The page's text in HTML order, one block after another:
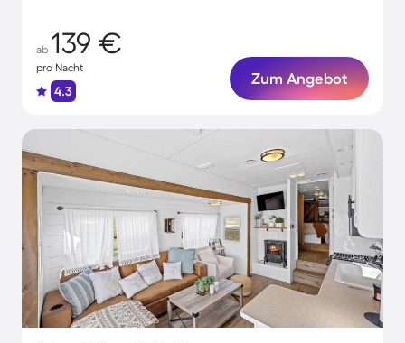
ab 139 €
pro Nacht
4.3
Zum Angebot